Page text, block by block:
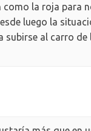
como la roja para
luego la
subirse al carro